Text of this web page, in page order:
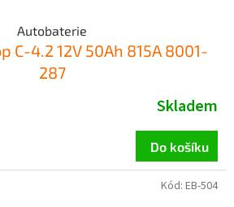
Autobaterie
C-4.2 12V 50Ah 815A 8001-
287
Skladem
Do košíku
Kód: EB-504